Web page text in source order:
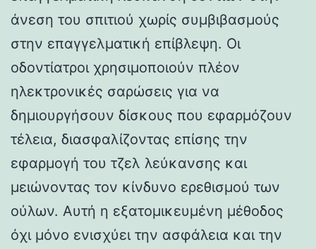
άνεση του σπιτιού χωρίς συμβιβασμούς
στην επαγγελματική επίβλεψη. Οι
οδοντίατροι χρησιμοποιούν πλέον
ηλεκτρονικές σαρώσεις για να
δημιουργήσουν δίσκους που εφαρμόζουν
τέλεια, διασφαλίζοντας επίσης την
εφαρμογή του τζελ λεύκανσης και
μειώνοντας τον κίνδυνο ερεθισμού των
ούλων. Αυτή η εξατομικευμένη μέθοδος
όχι μόνο ενισχύει την ασφάλεια και την